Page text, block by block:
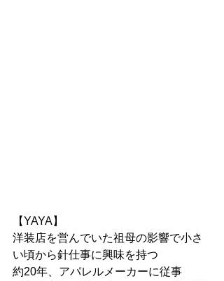
【YAYA】
洋装店を営んでいた祖母の影響で小さ
い頃から針仕事に興味を持つ
約20年、アパレルメーカーに従事